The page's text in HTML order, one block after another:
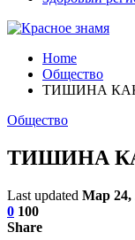
Home
Общество
ТИШИНА
Общество
ТИШИНА
Last updated Мар 24,
0 100
Share